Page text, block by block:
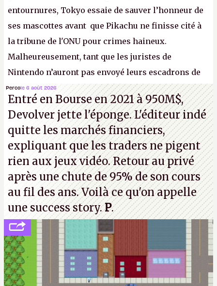
entournures, Tokyo essaie de sauver l’honneur de
ses mascottes avant que Pikachu ne finisse cité à
la tribune de l'ONU pour crimes haineux.
Malheureusement, tant que les juristes de
Nintendo n’auront pas envoyé leurs escadrons de
la mort judiciaires pour distribuer du copyright
strike à tour de bras, l'Oncle Sam continuera
d'étaler sa confiture intellectuelle sur vos
souvenirs d'enfance.P.
Percole 6 août 2026
Entré en Bourse en 2021 à 950M$,
Devolver jette l'éponge. L'éditeur indé
quitte les marchés financiers,
expliquant que les traders ne pigent
rien aux jeux vidéo. Retour au privé
après une chute de 95% de son cours
au fil des ans. Voilà ce qu'on appelle
une success story.P.